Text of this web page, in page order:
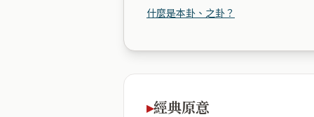
什麼是本卦、之卦？
經典原意